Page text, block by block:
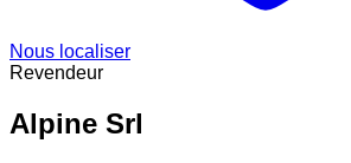
Nous localiser
Revendeur
Alpine Srl